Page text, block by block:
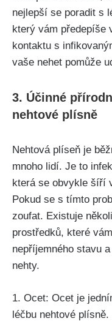
nejlepší se poradit s
který vám předepíše‍
kontaktu ⁣s
vaše nehet pomůže
3. Účinné
nehtové plísně
Nehtová plíseň je
mnoho lidí. Je to
⁢která ⁤se ⁤obvykle šíří
⁣Pokud⁤ se ‍s ⁣tímto
zoufat. Existuje
prostředků, které
nepříjemného stavu
‌nehty.
1. Ocet: Ocet je
léčbu nehtové⁢